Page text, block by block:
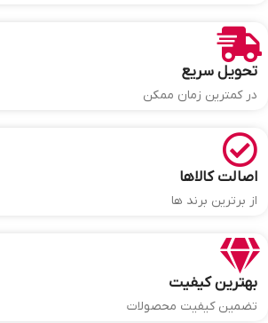
تحویل سریع
در کمترین زمان ممکن
اصالت کالاها
از برترین برند ها
بهترین کیفیت
تضمین کیفیت محصولات